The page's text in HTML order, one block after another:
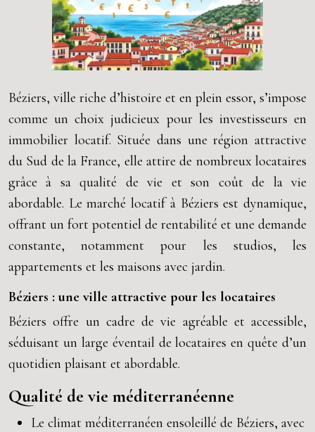
Béziers, ville riche d’histoire et en plein essor, s’impose
comme un choix judicieux pour les investisseurs en
immobilier locatif. Située dans une région attractive
du Sud de la France, elle attire de nombreux locataires
grâce à sa qualité de vie et son coût de la vie
abordable. Le marché locatif à Béziers est dynamique,
offrant un fort potentiel de rentabilité et une demande
constante, notamment pour les studios, les
appartements et les maisons avec jardin.
Béziers : une ville attractive pour les locataires
Béziers offre un cadre de vie agréable et accessible,
séduisant un large éventail de locataires en quête d’un
quotidien plaisant et abordable.
Qualité de vie méditerranéenne
Le climat méditerranéen ensoleillé de Béziers, avec